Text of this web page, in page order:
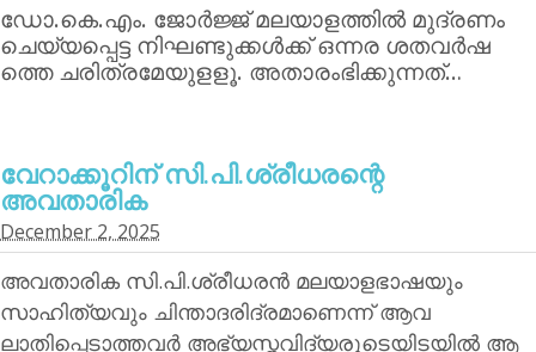
ഡോ.കെ.എം. ജോര്‍ജ്ജ് മലയാളത്തില്‍ മുദ്രണം
ചെയ്യപ്പെട്ട നിഘണ്ടുക്കള്‍ക്ക് ഒന്നര ശതവര്‍ഷ
ത്തെ ചരിത്രമേയുളളൂ. അതാരംഭിക്കുന്നത്…
വേറാക്കൂറിന്‌ സി.പി.ശ്രീധരന്റെ
അവതാരിക
December 2, 2025
അവതാരിക സി.പി.ശ്രീധരന്‍ മലയാളഭാഷയും
സാഹിത്യവും ചിന്താദരിദ്രമാണെന്ന് ആവ
ലാതിപ്പെടാത്തവര്‍ അഭ്യസ്തവിദ്യരുടെയിടയില്‍ ആ